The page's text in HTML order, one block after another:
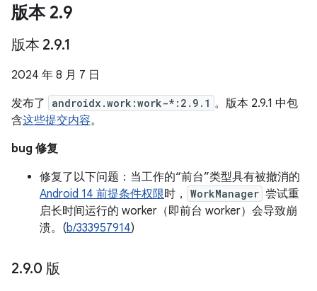
版本 2.9
版本 2.9.1
2024 年 8 月 7 日
发布了
androidx.work:work-*:2.9.1 。版本 2.9.1 中包
含这些提交内容。
bug 修复
修复了以下问题：当工作的“前台”类型具有被撤消的
Android 14 前提条件权限时， WorkManager 尝试重
启长时间运行的 worker（即前台 worker）会导致崩
溃。(b/333957914)
2.9.0 版